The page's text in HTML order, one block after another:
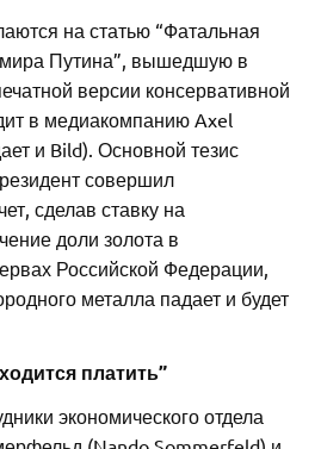
на статью “Фатальная
Путина”, вышедшую в
версии консервативной
в медиакомпанию Axel
и Bild). Основной тезис
совершил
сделав ставку на
доли золота в
Российской Федерации,
металла падает и будет
платить”
экономического отдела